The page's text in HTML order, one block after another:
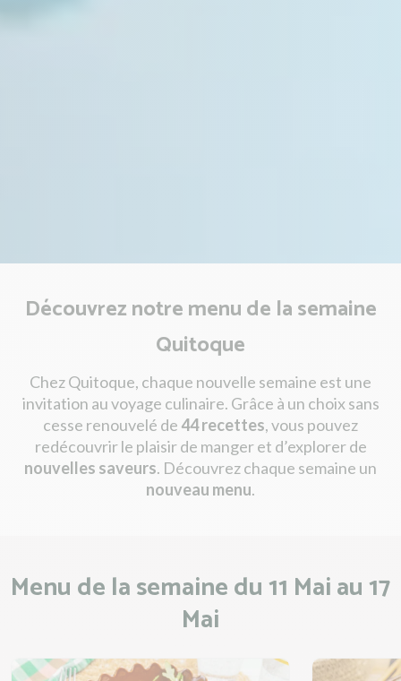
Découvrez notre menu de la semaine
Quitoque
Chez Quitoque, chaque nouvelle semaine est une
invitation au voyage culinaire. Grâce à un choix sans
cesse renouvelé de 44 recettes, vous pouvez
redécouvrir le plaisir de manger et d’explorer de
nouvelles saveurs. Découvrez chaque semaine un
nouveau menu.
Menu de la semaine du 11 Mai au 17
Mai